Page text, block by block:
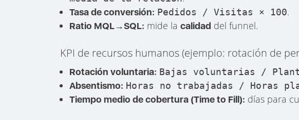
Tasa de conversión: Pedidos / Visitas × 100.
Ratio MQL→SQL: mide lacalidad del funnel.
KPI de recursos humanos (ejemplo: rotación de
Rotación voluntaria: Bajas voluntarias /
Absentismo: Horas no trabajadas / Horas
Tiempo medio de cobertura (Time to Fill): días para